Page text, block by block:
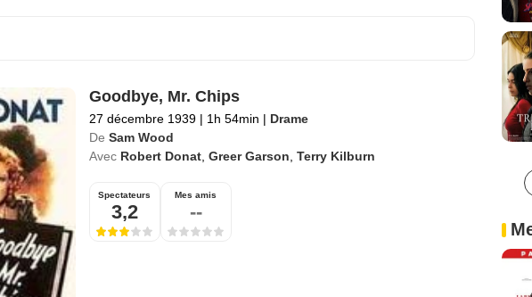
Goodbye, Mr. Chips
27 décembre 1939 | 1h 54min | Drame
De Sam Wood
Avec Robert Donat, Greer Garson Terry Kilburn
Spectateurs
3,2
Mes amis
--